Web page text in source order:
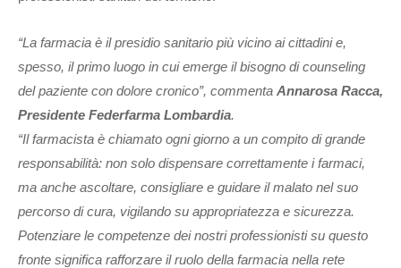
“La farmacia è il presidio sanitario più vicino ai cittadini e,
spesso, il primo luogo in cui emerge il bisogno di counseling
del paziente con dolore cronico”, commenta Annarosa Racca,
Presidente Federfarma Lombardia.
“Il farmacista è chiamato ogni giorno a un compito di grande
responsabilità: non solo dispensare correttamente i farmaci,
ma anche ascoltare, consigliare e guidare il malato nel suo
percorso di cura, vigilando su appropriatezza e sicurezza.
Potenziare le competenze dei nostri professionisti su questo
fronte significa rafforzare il ruolo della farmacia nella rete